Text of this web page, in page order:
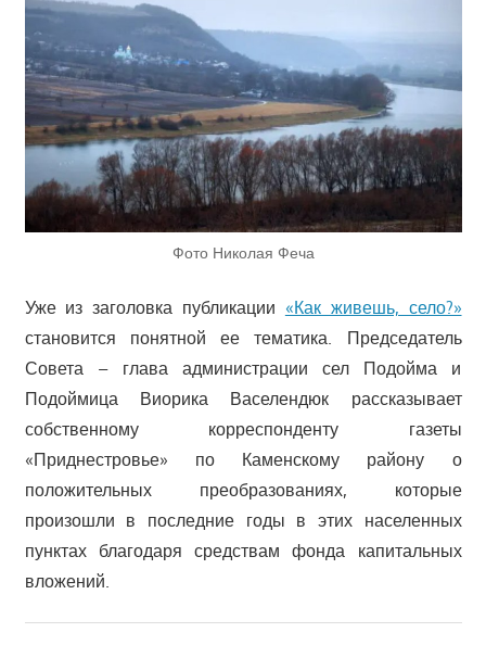
Фото Николая Феча
Уже из заголовка публикации «Как живешь, село?»
становится понятной ее тематика. Председатель
Совета – глава администрации сел Подойма и
Подоймица Виорика Васелендюк рассказывает
собственному корреспонденту газеты
«Приднестровье» по Каменскому району о
положительных преобразованиях, которые
произошли в последние годы в этих населенных
пунктах благодаря средствам фонда капитальных
вложений.